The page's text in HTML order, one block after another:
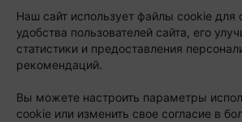
Наш сайт использует файлы cookie для
удобства пользователей сайта, его
статистики и предоставления
рекомендаций.
Вы можете настроить параметры
cookie или изменить свое согласие в